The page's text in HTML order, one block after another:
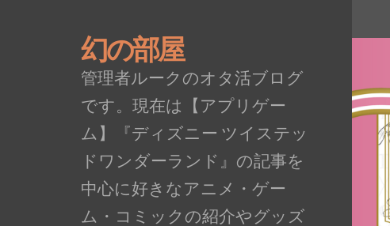
幻の部屋
管理者ルークのオタ活ブログ
です。現在は【アプリゲー
ム】『ディズニー ツイステッ
ドワンダーランド』の記事を
中心に好きなアニメ・ゲー
ム・コミックの紹介やグッズ